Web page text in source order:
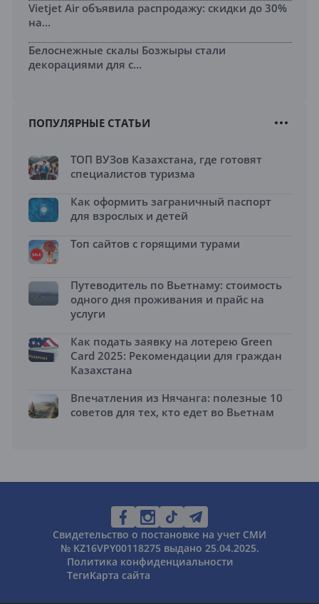
Vietjet Air объявила распродажу: скидки до 30%
на...
Белоснежные скалы Бозжыры стали
декорациями для с...
ПОПУЛЯРНЫЕ СТАТЬИ
ТОП ВУЗов Казахстана, где готовят
специалистов туризма
Как оформить заграничный паспорт
для взрослых и детей
Топ сайтов с горящими турами
Путеводитель по Вьетнаму: стоимость
одного дня проживания и прайс на
услуги
Как подать заявку на лотерею Green
Card 2025: Рекомендации для граждан
Казахстана
Впечатления из Нячанга: полезные 10
советов для тех, кто едет во Вьетнам
Свидетельство о постановке на учет СМИ
№ KZ16VPY00118275 выдано 25.04.2025.
Политика конфиденциальности
ТегиКарта сайта